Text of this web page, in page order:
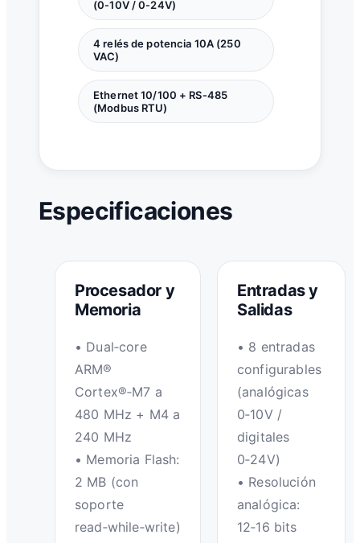
(0‑10V / 0‑24V)
4 relés de potencia 10A (250
VAC)
Ethernet 10/100 + RS‑485
(Modbus RTU)
Especificaciones
Procesador y
Memoria
• Dual‑core
ARM®
Cortex®‑M7 a
480 MHz + M4 a
240 MHz
• Memoria Flash:
2 MB (con
soporte
read‑while‑write)
Entradas y
Salidas
• 8 entradas
configurables
(analógicas
0‑10V /
digitales
0‑24V)
• Resolución
analógica:
12‑16 bits